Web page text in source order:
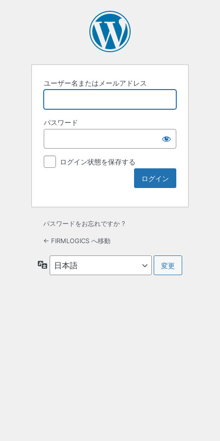
ユーザー名またはメールアドレス
パスワード
ログイン状態を保存する
パスワードをお忘れですか ?
← FIRMLOGICS へ移動
語